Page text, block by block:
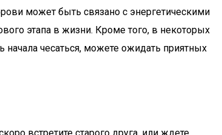
может быть связано с энергетическими
этапа в жизни. Кроме того, в некоторых
начала чесаться, можете ожидать приятных